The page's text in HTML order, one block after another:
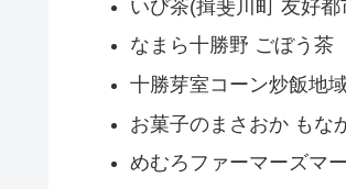
いび茶(揖斐川町 友好都
なまら十勝野 ごぼう茶
十勝芽室コーン炒飯地
お菓子のまさおか もな
めむろファーマーズマ